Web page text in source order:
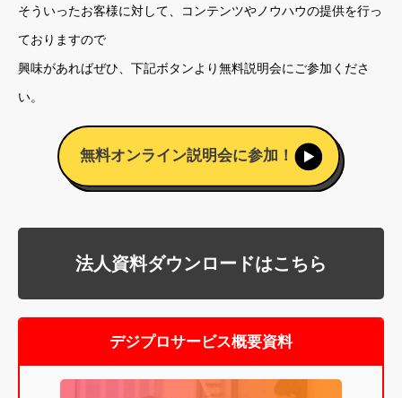
そういったお客様に対して、コンテンツやノウハウの提供を行っ
ておりますので
興味があればぜひ、下記ボタンより無料説明会にご参加くださ
い。
無料オンライン説明会に参加！
法人資料ダウンロードはこちら
デジプロサービス概要資料